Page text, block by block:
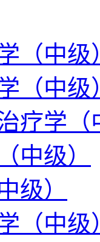
（中级
（中级
疗学（
中级）
级）
（中级